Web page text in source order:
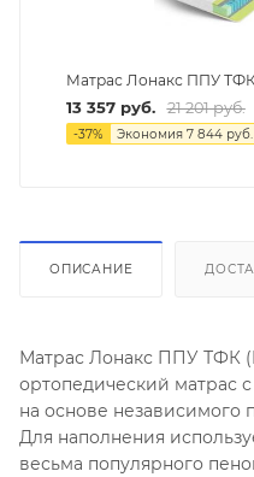
Матрас Лонакс ППУ ТФК
13 357руб. 21 201руб.
-37% Экономия 7 844руб.
ОПИСАНИЕ
Матрас Лонакс ППУ ТФК
ортопедический матрас
на основе независимого
Для наполнения
весьма популярного